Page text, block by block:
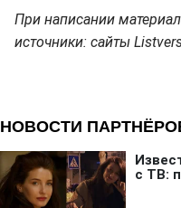
При написании
источники: сайты